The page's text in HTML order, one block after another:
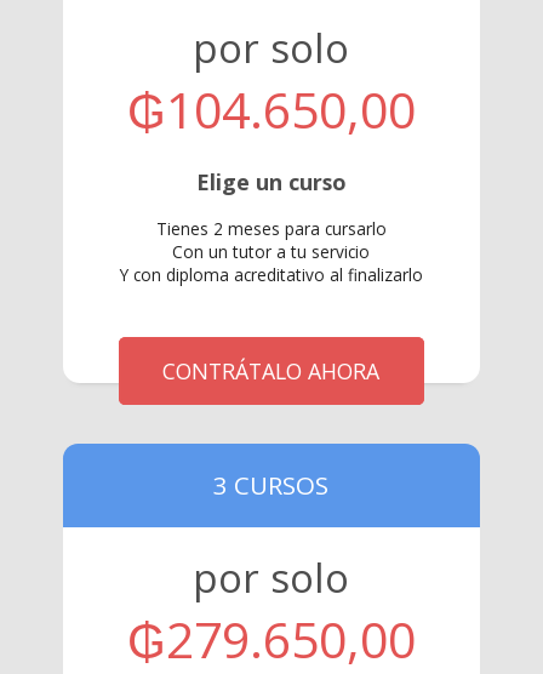
por solo
₲104.650,00
Elige un curso
Tienes 2 meses para cursarlo
Con un tutor a tu servicio
Y con diploma acreditativo al finalizarlo
CONTRÁTALO AHORA
3 CURSOS
por solo
₲279.650,00